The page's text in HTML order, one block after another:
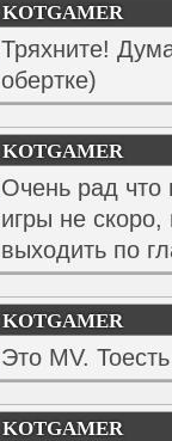
KOTGAMER
Тряхните!
обертке)
KOTGAMER
Очень рад что
игры не скоро,
выходить по
KOTGAMER
Это MV.
KOTGAMER